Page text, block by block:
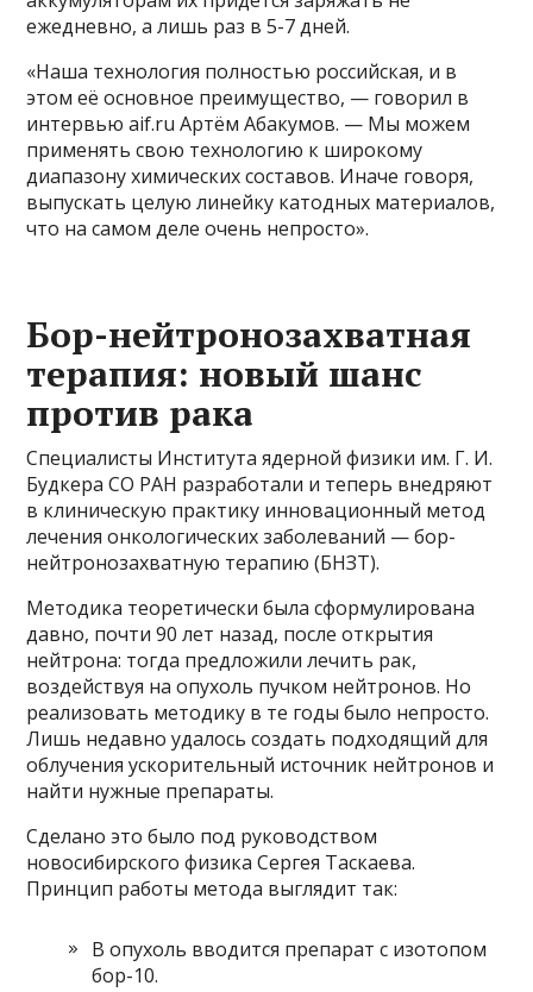
ежедневно, а лишь раз в 5-7 дней.
«Наша технология полностью российская, и в
этом её основное преимущество, — говорил в
интервью aif.ru Артём Абакумов. — Мы можем
применять свою технологию к широкому
диапазону химических составов. Иначе говоря,
выпускать целую линейку катодных материалов,
что на самом деле очень непросто».
Бор-нейтронозахватная
терапия: новый шанс
против рака
Специалисты Института ядерной физики им. Г. И.
Будкера СО РАН разработали и теперь внедряют
в клиническую практику инновационный метод
лечения онкологических заболеваний — бор-
нейтронозахватную терапию (БНЗТ).
Методика теоретически была сформулирована
давно, почти 90 лет назад, после открытия
нейтрона: тогда предложили лечить рак,
воздействуя на опухоль пучком нейтронов. Но
реализовать методику в те годы было непросто.
Лишь недавно удалось создать подходящий для
облучения ускорительный источник нейтронов и
найти нужные препараты.
Сделано это было под руководством
новосибирского физика Сергея Таскаева.
Принцип работы метода выглядит так:
В опухоль вводится препарат с изотопом
бор-10.